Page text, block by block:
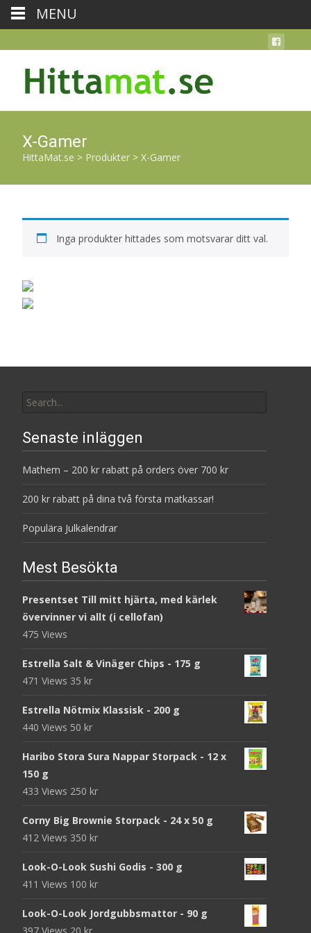
X-Gamer
HittaMat.se > Produkter > X-Gamer
Inga produkter hittades som motsvarar ditt val.
for:
Senaste inläggen
Mathem – 200 kr rabatt på orders över 700 kr
200 kr rabatt på dina två första matkassar!
Populära Julkalendrar
Mest Besökta
Presentset Till mitt hjärta, med kärlek
övervinner vi allt (i cellofan)
475 Views
Estrella Salt & Vinäger Chips - 175 g
471 Views 35 kr
Estrella Nötmix Klassisk - 200 g
440 Views 50 kr
Haribo Stora Sura Nappar Storpack - 12 x
150 g
433 Views 250 kr
Corny Big Brownie Storpack - 24 x 50 g
412 Views 350 kr
Look-O-Look Sushi Godis - 300 g
411 Views 100 kr
Look-O-Look Jordgubbsmattor - 90 g
MENU